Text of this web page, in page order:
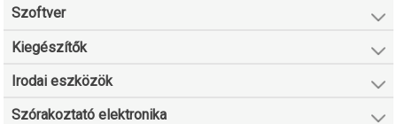
Szoftver
Kiegészítők
Irodai eszközök
Szórakoztató elektronika